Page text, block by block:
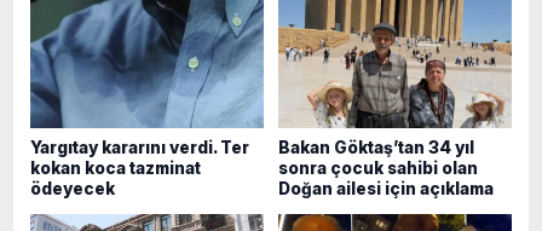
Yargıtay kararını verdi. Ter
kokan koca tazminat
ödeyecek
Bakan Göktaş’tan 34 yıl
sonra çocuk sahibi olan
Doğan ailesi için açıklama